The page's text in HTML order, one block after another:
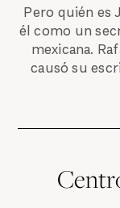
Pero quién es
él como un
mexicana.
causó su